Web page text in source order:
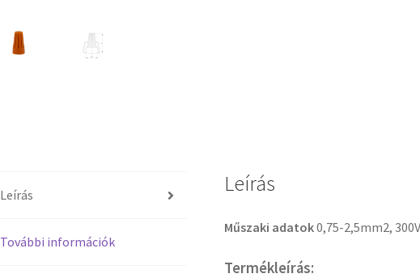
Leírás
További információk
Leírás
Műszaki adatok0,75-2,5mm2,
Termékleírás: